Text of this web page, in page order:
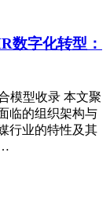
数字化转型：
模型收录 本文聚
临的组织架构与
行业的特性及其